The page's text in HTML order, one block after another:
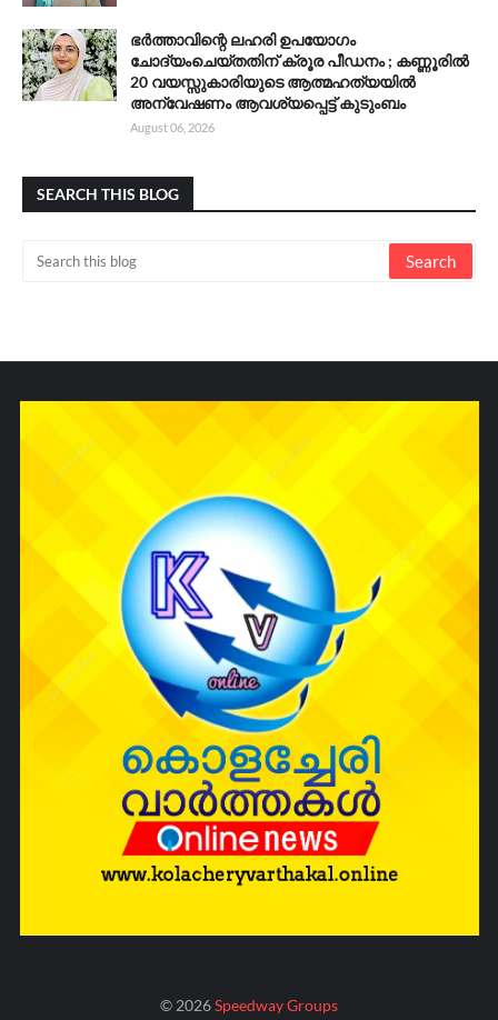
ഭർത്താവിന്റെ ലഹരി ഉപയോഗം
ചോദ്യംചെയ്തതിന് ക്രൂര പീഡനം ; കണ്ണൂരിൽ
20 വയസ്സുകാരിയുടെ ആത്മഹത്യയിൽ
അന്വേഷണം ആവശ്യപ്പെട്ട് കുടുംബം
August 06, 2026
SEARCH THIS BLOG
©2026Speedway Groups